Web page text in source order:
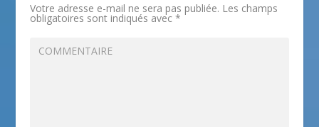
Votre adresse e-mail ne sera pas publiée. Les champs
obligatoires sont indiqués avec*